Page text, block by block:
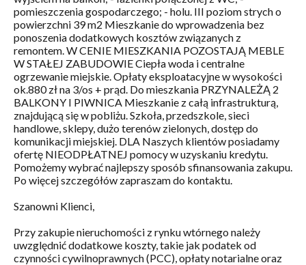
pomieszczenia gospodarczego; - holu. III poziom strych o
powierzchni 39 m2 Mieszkanie do wprowadzenia bez
ponoszenia dodatkowych kosztów związanych z
remontem. W CENIE MIESZKANIA POZOSTAJĄ MEBLE
W STAŁEJ ZABUDOWIE Ciepła woda i centralne
ogrzewanie miejskie. Opłaty eksploatacyjne w wysokości
ok.880 zł na 3/os + prąd. Do mieszkania PRZYNALEŻĄ 2
BALKONY I PIWNICA Mieszkanie z całą infrastrukturą,
znajdującą się w pobliżu. Szkoła, przedszkole, sieci
handlowe, sklepy, dużo terenów zielonych, dostęp do
komunikacji miejskiej. DLA Naszych klientów posiadamy
ofertę NIEODPŁATNEJ pomocy w uzyskaniu kredytu.
Pomożemy wybrać najlepszy sposób sfinansowania zakupu.
Po więcej szczegółów zapraszam do kontaktu.
Szanowni Klienci,
Przy zakupie nieruchomości z rynku wtórnego należy
uwzględnić dodatkowe koszty, takie jak podatek od
czynności cywilnoprawnych (PCC), opłaty notarialne oraz